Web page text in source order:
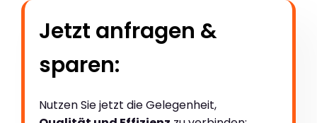
Jetzt anfragen &
sparen:
Nutzen Sie jetzt die Gelegenheit,